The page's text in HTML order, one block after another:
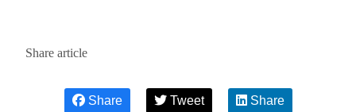
Share article
Share Tweet Share